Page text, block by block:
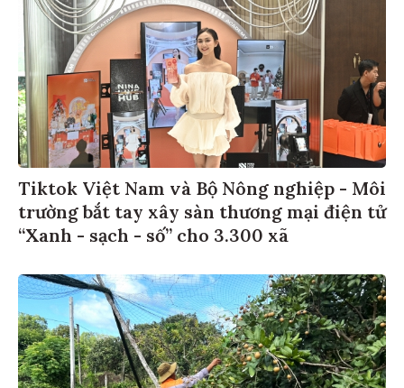
Tiktok Việt Nam và Bộ Nông nghiệp - Môi
trường bắt tay xây sàn thương mại điện tử
“Xanh - sạch - số” cho 3.300 xã